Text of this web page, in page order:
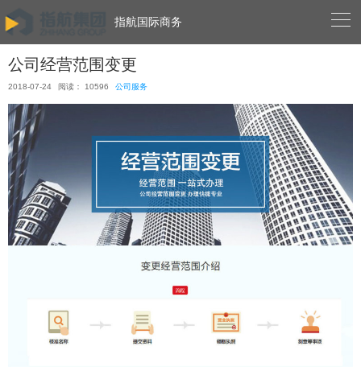
指航国际商务 
公司经营范围变更
2018-07-24 阅读： 10596 公司服务